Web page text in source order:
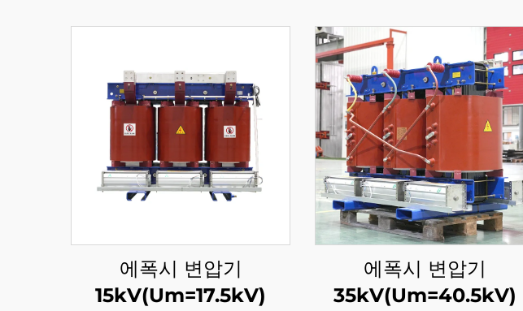
에폭시 변압기
15kV(Um=17.5kV)
에폭시 변압기
35kV(Um=40.5kV)